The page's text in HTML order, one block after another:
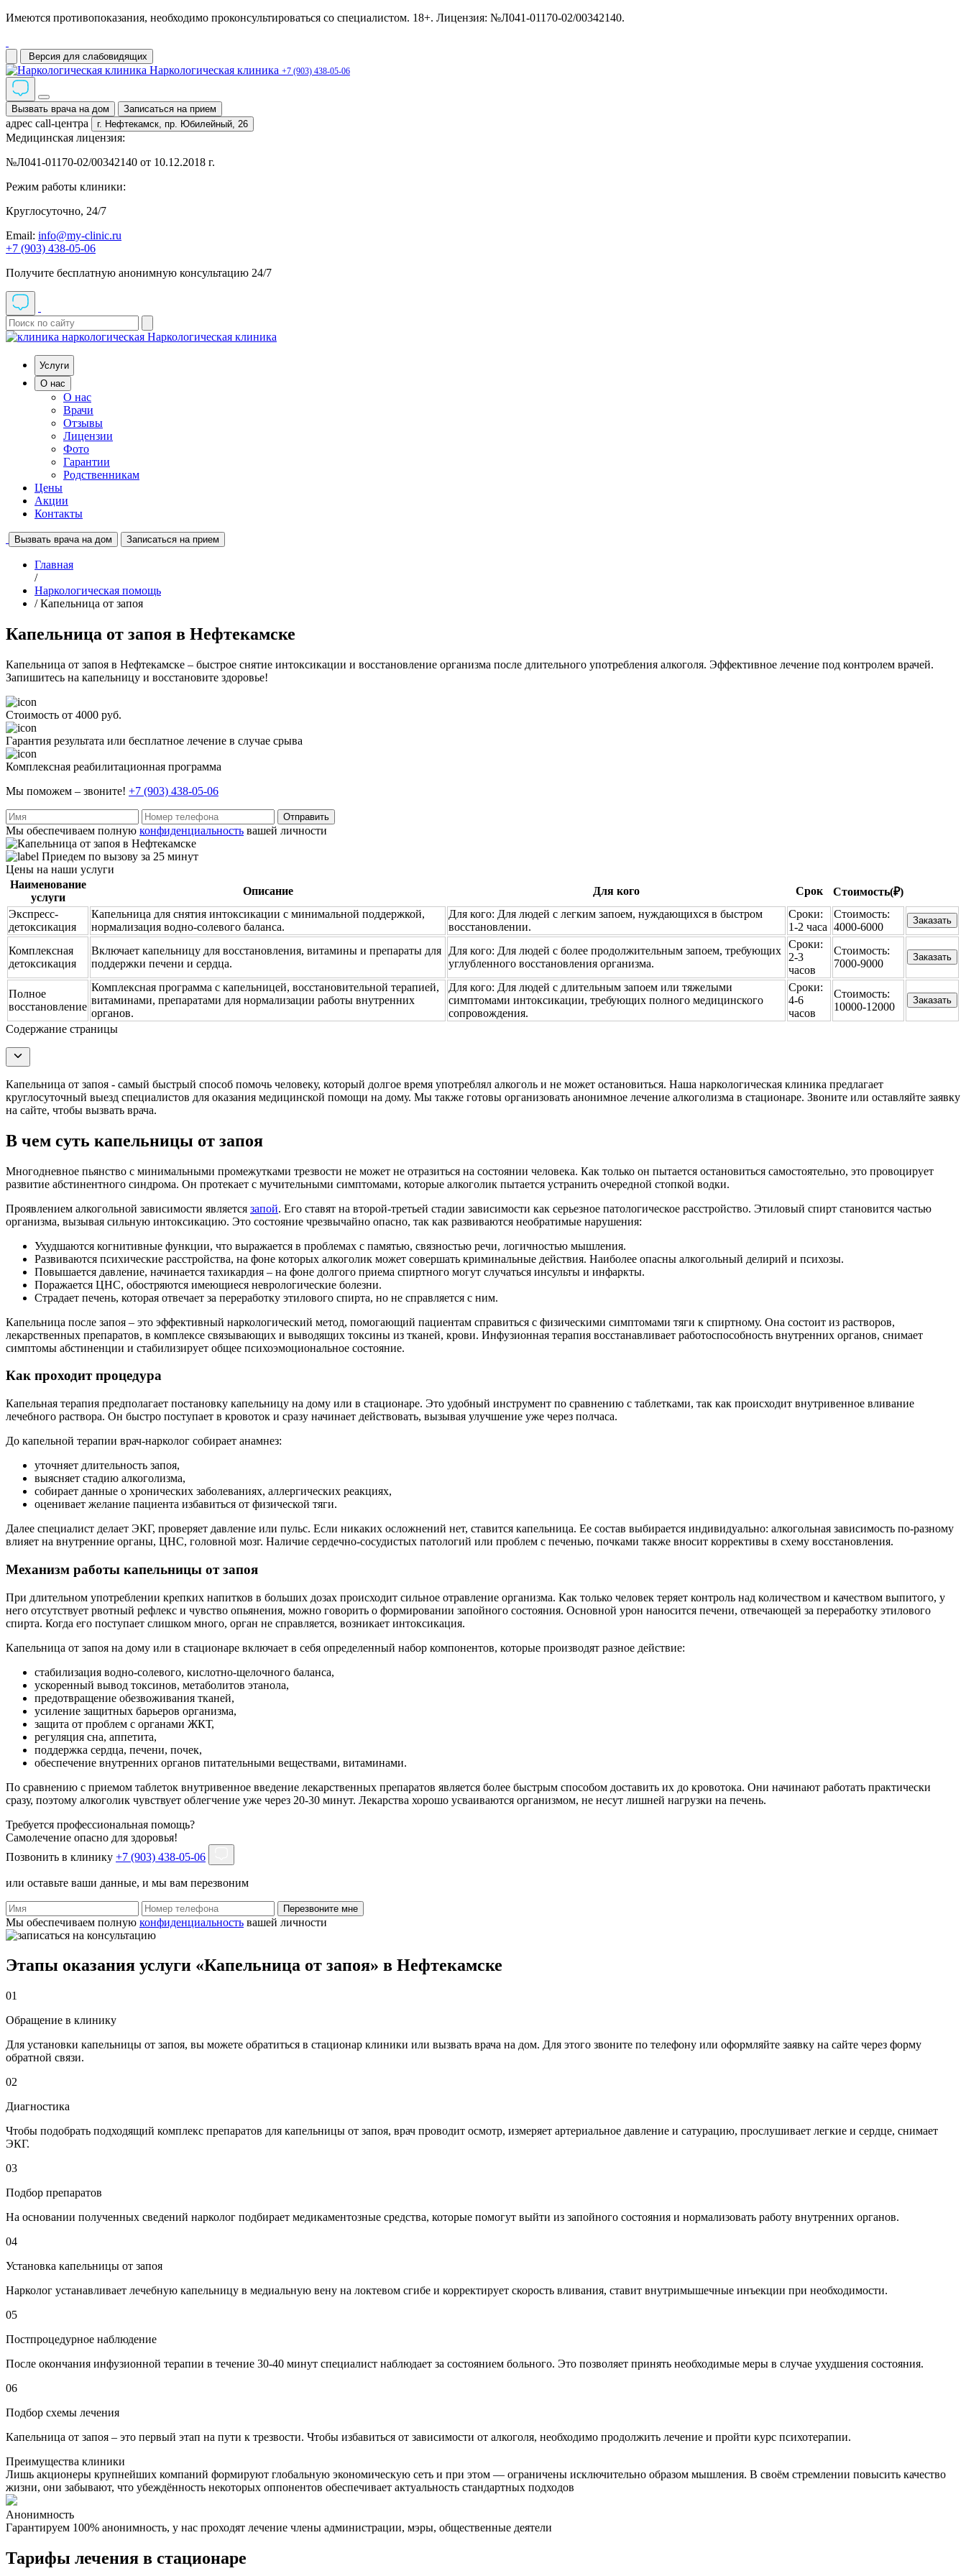
Имеются противопоказания, необходимо проконсультироваться со специалистом. 18+. Лицензия: №Л041-01170-02/00342140.
Версия для слабовидящих
Наркологическая клиника +7 (903) 438-05-06
Вызвать врача на дом Записаться на прием
адрес call-центра г. Нефтекамск, пр. Юбилейный, 26
Медицинская лицензия:
№Л041-01170-02/00342140 от 10.12.2018 г.
Режим работы клиники:
Круглосуточно, 24/7
Email: info@my-clinic.ru
+7 (903) 438-05-06
Получите бесплатную анонимную консультацию 24/7
Наркологическая клиника
Услуги
О нас
О нас
Врачи
Отзывы
Лицензии
Фото
Гарантии
Родственникам
Цены
Акции
Контакты
Вызвать врача на дом Записаться на прием
Главная
/
Наркологическая помощь
/ Капельница от запоя
Капельница от запоя в Нефтекамске
Капельница от запоя в Нефтекамске – быстрое снятие интоксикации и восстановление организма после длительного употребления алкоголя. Эффективное лечение под контролем врачей.
Запишитесь на капельницу и восстановите здоровье!
Стоимость от 4000 руб.
Гарантия результата или бесплатное лечение в случае срыва
Комплексная реабилитационная программа
Мы поможем – звоните! +7 (903) 438-05-06
Отправить
Мы обеспечиваем полную конфиденциальность вашей личности
Приедем по вызову за 25 минут
Цены на наши услуги
Наименование
услуги
Описание Для кого Срок
Стоимость(₽)
Экспресс-
детоксикация
Капельница для снятия интоксикации с минимальной поддержкой,
нормализация водно-солевого баланса.
Для кого: Для людей с легким запоем, нуждающихся в быстром
восстановлении.
Сроки:
1-2 часа
Стоимость:
4000-6000
Заказать
Комплексная
детоксикация
Включает капельницу для восстановления, витамины и препараты для
поддержки печени и сердца.
Для кого: Для людей с более продолжительным запоем, требующих
углубленного восстановления организма.
Сроки:
2-3
часов
Стоимость:
7000-9000
Заказать
Полное
восстановление
Комплексная программа с капельницей, восстановительной терапией,
витаминами, препаратами для нормализации работы внутренних
органов.
Для кого: Для людей с длительным запоем или тяжелыми
симптомами интоксикации, требующих полного медицинского
сопровождения.
Сроки:
4-6
часов
Стоимость:
10000-12000
Заказать
Содержание страницы
Капельница от запоя - самый быстрый способ помочь человеку, который долгое время употреблял алкоголь и не может остановиться. Наша наркологическая клиника предлагает
круглосуточный выезд специалистов для оказания медицинской помощи на дому. Мы также готовы организовать анонимное лечение алкоголизма в стационаре. Звоните или оставляйте заявку
на сайте, чтобы вызвать врача.
В чем суть капельницы от запоя
Многодневное пьянство с минимальными промежутками трезвости не может не отразиться на состоянии человека. Как только он пытается остановиться самостоятельно, это провоцирует
развитие абстинентного синдрома. Он протекает с мучительными симптомами, которые алкоголик пытается устранить очередной стопкой водки.
Проявлением алкогольной зависимости является запой. Его ставят на второй-третьей стадии зависимости как серьезное патологическое расстройство. Этиловый спирт становится частью
организма, вызывая сильную интоксикацию. Это состояние чрезвычайно опасно, так как развиваются необратимые нарушения:
Ухудшаются когнитивные функции, что выражается в проблемах с памятью, связностью речи, логичностью мышления.
Развиваются психические расстройства, на фоне которых алкоголик может совершать криминальные действия. Наиболее опасны алкогольный делирий и психозы.
Повышается давление, начинается тахикардия – на фоне долгого приема спиртного могут случаться инсульты и инфаркты.
Поражается ЦНС, обостряются имеющиеся неврологические болезни.
Страдает печень, которая отвечает за переработку этилового спирта, но не справляется с ним.
Капельница после запоя – это эффективный наркологический метод, помогающий пациентам справиться с физическими симптомами тяги к спиртному. Она состоит из растворов,
лекарственных препаратов, в комплексе связывающих и выводящих токсины из тканей, крови. Инфузионная терапия восстанавливает работоспособность внутренних органов, снимает
симптомы абстиненции и стабилизирует общее психоэмоциональное состояние.
Как проходит процедура
Капельная терапия предполагает постановку капельницу на дому или в стационаре. Это удобный инструмент по сравнению с таблетками, так как происходит внутривенное вливание
лечебного раствора. Он быстро поступает в кровоток и сразу начинает действовать, вызывая улучшение уже через полчаса.
До капельной терапии врач-нарколог собирает анамнез:
уточняет длительность запоя,
выясняет стадию алкоголизма,
собирает данные о хронических заболеваниях, аллергических реакциях,
оценивает желание пациента избавиться от физической тяги.
Далее специалист делает ЭКГ, проверяет давление или пульс. Если никаких осложнений нет, ставится капельница. Ее состав выбирается индивидуально: алкогольная зависимость по-разному
влияет на внутренние органы, ЦНС, головной мозг. Наличие сердечно-сосудистых патологий или проблем с печенью, почками также вносит коррективы в схему восстановления.
Механизм работы капельницы от запоя
При длительном употреблении крепких напитков в больших дозах происходит сильное отравление организма. Как только человек теряет контроль над количеством и качеством выпитого, у
него отсутствует рвотный рефлекс и чувство опьянения, можно говорить о формировании запойного состояния. Основной урон наносится печени, отвечающей за переработку этилового
спирта. Когда его поступает слишком много, орган не справляется, возникает интоксикация.
Капельница от запоя на дому или в стационаре включает в себя определенный набор компонентов, которые производят разное действие:
стабилизация водно-солевого, кислотно-щелочного баланса,
ускоренный вывод токсинов, метаболитов этанола,
предотвращение обезвоживания тканей,
усиление защитных барьеров организма,
защита от проблем с органами ЖКТ,
регуляция сна, аппетита,
поддержка сердца, печени, почек,
обеспечение внутренних органов питательными веществами, витаминами.
По сравнению с приемом таблеток внутривенное введение лекарственных препаратов является более быстрым способом доставить их до кровотока. Они начинают работать практически
сразу, поэтому алкоголик чувствует облегчение уже через 20-30 минут. Лекарства хорошо усваиваются организмом, не несут лишней нагрузки на печень.
Требуется профессиональная помощь?
Самолечение опасно для здоровья!
Позвонить в клинику +7 (903) 438-05-06
или оставьте ваши данные, и мы вам перезвоним
Перезвоните мне
Мы обеспечиваем полную конфиденциальность вашей личности
Этапы оказания услуги «Капельница от запоя» в Нефтекамске
01
Обращение в клинику
Для установки капельницы от запоя, вы можете обратиться в стационар клиники или вызвать врача на дом. Для этого звоните по телефону или оформляйте заявку на сайте через форму
обратной связи.
02
Диагностика
Чтобы подобрать подходящий комплекс препаратов для капельницы от запоя, врач проводит осмотр, измеряет артериальное давление и сатурацию, прослушивает легкие и сердце, снимает
ЭКГ.
03
Подбор препаратов
На основании полученных сведений нарколог подбирает медикаментозные средства, которые помогут выйти из запойного состояния и нормализовать работу внутренних органов.
04
Установка капельницы от запоя
Нарколог устанавливает лечебную капельницу в медиальную вену на локтевом сгибе и корректирует скорость вливания, ставит внутримышечные инъекции при необходимости.
05
Постпроцедурное наблюдение
После окончания инфузионной терапии в течение 30-40 минут специалист наблюдает за состоянием больного. Это позволяет принять необходимые меры в случае ухудшения состояния.
06
Подбор схемы лечения
Капельница от запоя – это первый этап на пути к трезвости. Чтобы избавиться от зависимости от алкоголя, необходимо продолжить лечение и пройти курс психотерапии.
Преимущества клиники
Лишь акционеры крупнейших компаний формируют глобальную экономическую сеть и при этом — ограничены исключительно образом мышления. В своём стремлении повысить качество
жизни, они забывают, что убеждённость некоторых оппонентов обеспечивает актуальность стандартных подходов
Анонимность
Гарантируем 100% анонимность, у нас проходят лечение члены администрации, мэры, общественные деятели
Тарифы лечения в стационаре